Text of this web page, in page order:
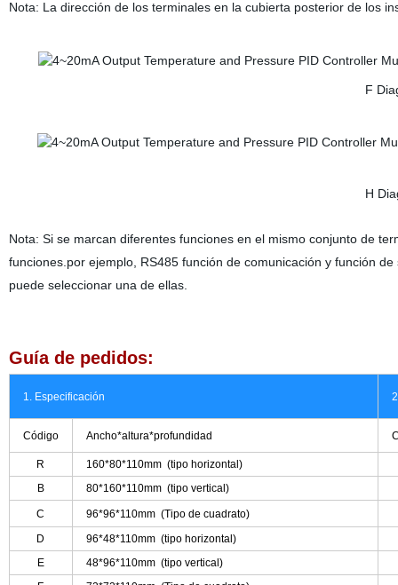
Nota: La dirección de los terminales en la cubierta posterior de los
F
H
Nota: Si se marcan diferentes funciones en el mismo conjunto de
funciones.por ejemplo, RS485 función de comunicación y función
puede seleccionar una de ellas.
Guía de pedidos:
1. Especificación
Código Ancho*altura*profundidad
R 160*80*110mm (tipo horizontal)
B
80*160*110mm (tipo vertical)
C 96*96*110mm (Tipo de cuadrato)
D
96*48*110mm (tipo horizontal)
E
48*96*110mm (tipo vertical)